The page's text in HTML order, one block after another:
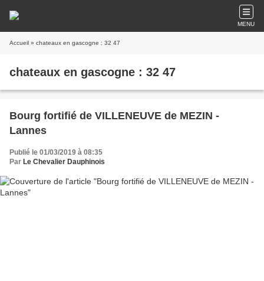
MENU
Accueil » chateaux en gascogne : 32 47
chateaux en gascogne : 32 47
Bourg fortifié de VILLENEUVE de MEZIN -
Lannes
Publié le 01/03/2019 à 08:35
Par Le Chevalier Dauphinois